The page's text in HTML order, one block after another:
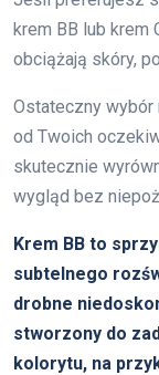
krem BB lub krem
obciążają skóry,
Ostateczny wybór
od Twoich
skutecznie
wygląd bez
Krem BB to
subtelnego
drobne
stworzony do
kolorytu, na